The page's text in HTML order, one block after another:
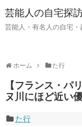
芸能人の自宅探
芸能人・有名人の自宅
ホーム た行
【フランス・パ
ヌ川にほど近い
た行